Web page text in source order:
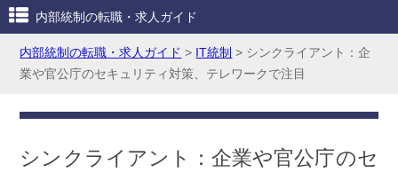
内部統制の転職・求人ガイド
内部統制の転職・求人ガイド > IT統制 > シンクライアント：企
業や官公庁のセキュリティ対策、テレワークで注目
シンクライアント：企業や官公庁のセ